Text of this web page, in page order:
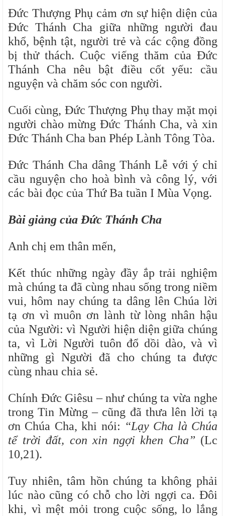
Đức Thượng Phụ cảm ơn sự hiện diện của
Đức Thánh Cha giữa những người đau
khổ, bệnh tật, người trẻ và các cộng đồng
bị thử thách. Cuộc viếng thăm của Đức
Thánh Cha nêu bật điều cốt yếu: cầu
nguyện và chăm sóc con người.
Cuối cùng, Đức Thượng Phụ thay mặt mọi
người chào mừng Đức Thánh Cha, và xin
Đức Thánh Cha ban Phép Lành Tông Tòa.
Đức Thánh Cha dâng Thánh Lễ với ý chỉ
cầu nguyện cho hoà bình và công lý, với
các bài đọc của Thứ Ba tuần I Mùa Vọng.
Bài giảng của Đức Thánh Cha
Anh chị em thân mến,
Kết thúc những ngày đầy ắp trải nghiệm
mà chúng ta đã cùng nhau sống trong niềm
vui, hôm nay chúng ta dâng lên Chúa lời
tạ ơn vì muôn ơn lành từ lòng nhân hậu
của Người: vì Người hiện diện giữa chúng
ta, vì Lời Người tuôn đổ dồi dào, và vì
những gì Người đã cho chúng ta được
cùng nhau chia sẻ.
Chính Đức Giêsu – như chúng ta vừa nghe
trong Tin Mừng – cũng đã thưa lên lời tạ
ơn Chúa Cha, khi nói: “Lạy Cha là Chúa
tể trời đất, con xin ngợi khen Cha” (Lc
10,21).
Tuy nhiên, tâm hồn chúng ta không phải
lúc nào cũng có chỗ cho lời ngợi ca. Đôi
khi, vì mệt mỏi trong cuộc sống, lo lắng